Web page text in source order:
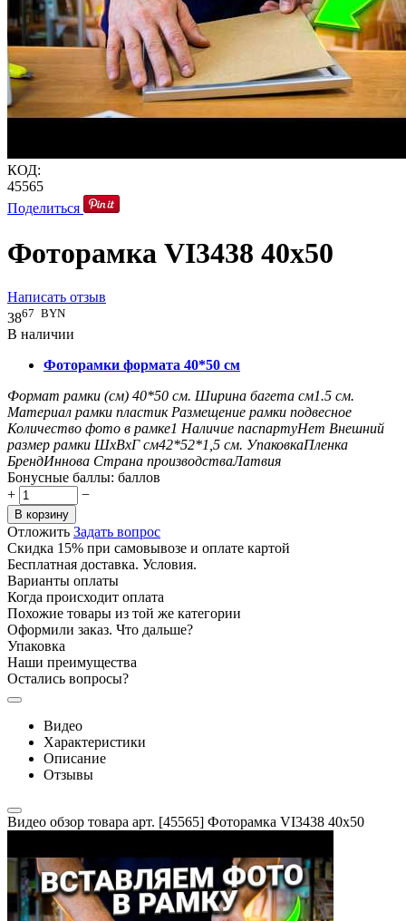
КОД:
45565
Поделиться
Фоторамка VI3438 40x50
Написать отзыв
3867 BYN
В наличии
Фоторамки формата 40*50 см
Формат рамки (см) 40*50 см. Ширина багета см1.5 см.
Материал рамки пластик Размещение рамки подвесное
Количество фото в рамке1 Наличие паспартуНет Внешний
размер рамки ШxВxГ см42*52*1,5 см. УпаковкаПленка
БрендИннова Страна производстваЛатвия
Бонусные баллы: баллов
+
−
В корзину
Отложить Задать вопрос
Скидка 15% при самовывозе и оплате картой
Бесплатная доставка. Условия.
Варианты оплаты
Когда происходит оплата
Похожие товары из той же категории
Оформили заказ. Что дальше?
Упаковка
Наши преимущества
Остались вопросы?
Видео
Характеристики
Описание
Отзывы
Видео обзор товара арт. [45565] Фоторамка VI3438 40x50